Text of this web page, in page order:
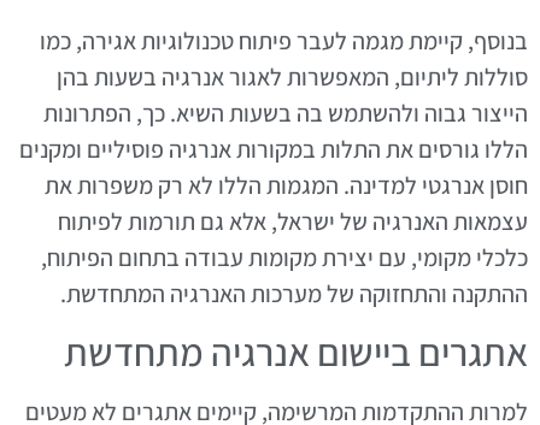
בנוסף, קיימת מגמה לעבר פיתוח טכנולוגיות אגירה, כמו
סוללות ליתיום, המאפשרות לאגור אנרגיה בשעות בהן
הייצור גבוה ולהשתמש בה בשעות השיא. כך, הפתרונות
הללו גורסים את התלות במקורות אנרגיה פוסיליים ומקנים
חוסן אנרגטי למדינה. המגמות הללו לא רק משפרות את
עצמאות האנרגיה של ישראל, אלא גם תורמות לפיתוח
כלכלי מקומי, עם יצירת מקומות עבודה בתחום הפיתוח,
ההתקנה והתחזוקה של מערכות האנרגיה המתחדשת.
אתגרים ביישום אנרגיה מתחדשת
למרות ההתקדמות המרשימה, קיימים אתגרים לא מעטים